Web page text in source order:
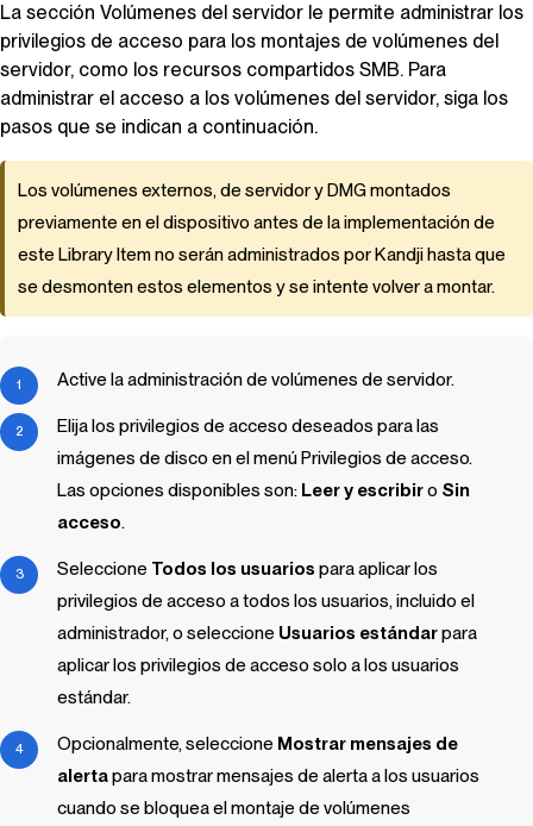
La sección Volúmenes del servidor le permite administrar los
privilegios de acceso para los montajes de volúmenes del
servidor, como los recursos compartidos SMB. Para
administrar el acceso a los volúmenes del servidor, siga los
pasos que se indican a continuación.
Los volúmenes externos, de servidor y DMG montados
previamente en el dispositivo antes de la implementación de
esteLibrary Itemno serán administrados porKandjihasta que
se desmonten estos elementos y se intente volver a montar.
Active la administración de volúmenes de servidor.
Elija los privilegios de acceso deseados para las
imágenes de disco en el menú Privilegios de acceso.
Las opciones disponibles son: Leer y escribiro Sin
acceso.
Seleccione Todos los usuarios para aplicar los
privilegios de acceso a todos los usuarios, incluido el
administrador, o seleccione Usuarios estándarpara
aplicar los privilegios de acceso solo a los usuarios
estándar.
Opcionalmente, seleccione Mostrar mensajes de
alertapara mostrar mensajes de alerta a los usuarios
cuando se bloquea el montaje de volúmenes